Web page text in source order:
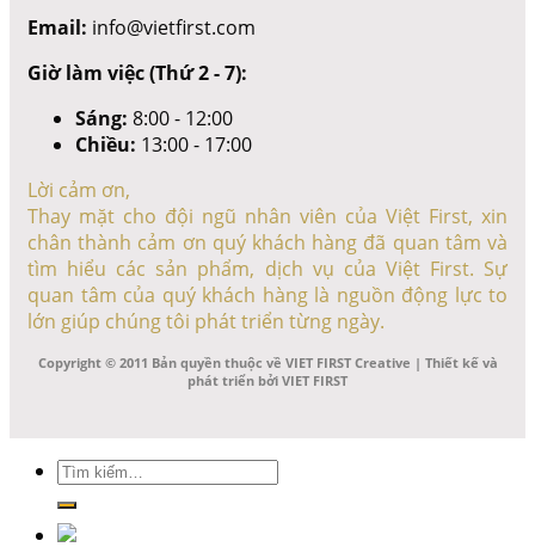
Email: info@vietfirst.com
Giờ làm việc (Thứ 2 - 7):
Sáng: 8:00 - 12:00
Chiều: 13:00 - 17:00
Lời cảm ơn,
Thay mặt cho đội ngũ nhân viên của Việt First, xin
chân thành cảm ơn quý khách hàng đã quan tâm và
tìm hiểu các sản phẩm, dịch vụ của Việt First. Sự
quan tâm của quý khách hàng là nguồn động lực to
lớn giúp chúng tôi phát triển từng ngày.
Copyright © 2011 Bản quyền thuộc về VIET FIRST Creative | Thiết kế và
phát triển bởi VIET FIRST
Tìm
kiếm: